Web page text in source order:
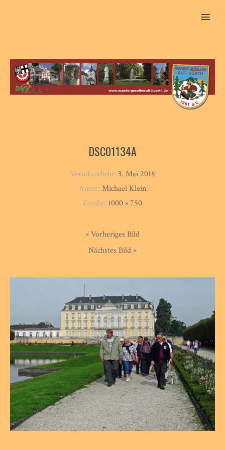
MENU
DSC01134A
Veröffentlicht: 3. Mai 2018
Autor: Michael Klein
Größe: 1000 × 750
« Vorheriges Bild
Nächstes Bild »